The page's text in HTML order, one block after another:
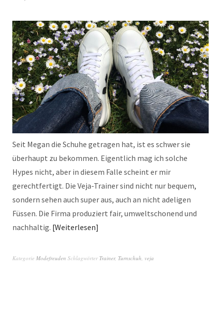
Seit Megan die Schuhe getragen hat, ist es schwer sie
überhaupt zu bekommen. Eigentlich mag ich solche
Hypes nicht, aber in diesem Falle scheint er mir
gerechtfertigt. Die Veja-Trainer sind nicht nur bequem,
sondern sehen auch super aus, auch an nicht adeligen
Füssen. Die Firma produziert fair, umweltschonend und
nachhaltig. Weiterlesen
Kategorie Modefreuden Schlagwörter Trainer, Turnschuh veja